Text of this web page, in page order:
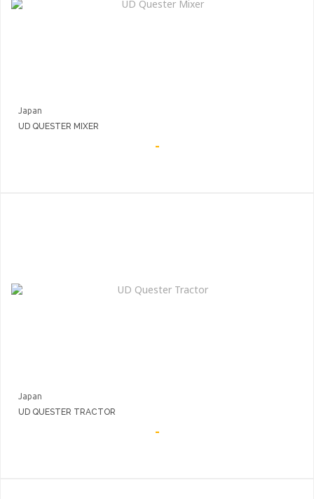
Japan
UD QUESTER MIXER
-
Japan
UD QUESTER TRACTOR
-